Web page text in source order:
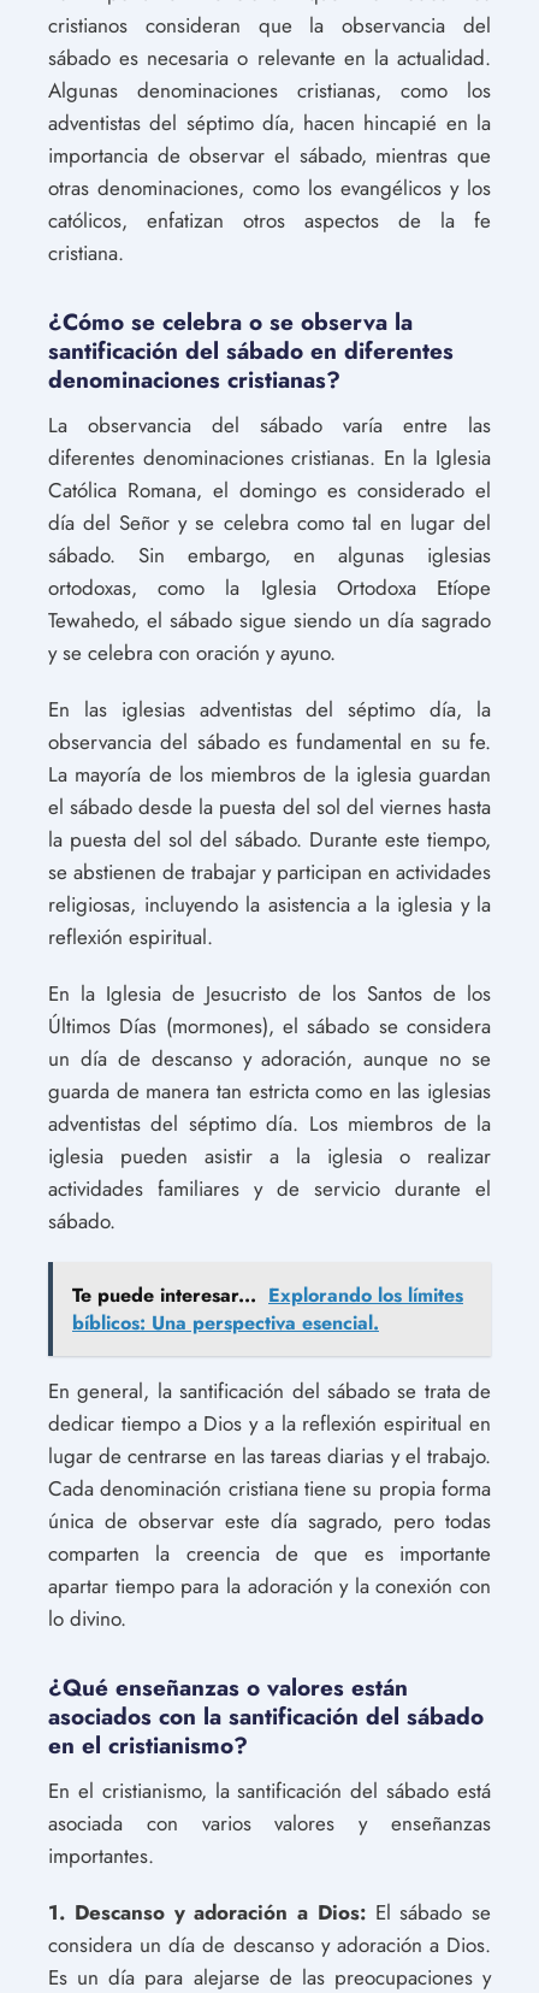
cristianos consideran que la observancia del
sábado es necesaria o relevante en la actualidad.
Algunas denominaciones cristianas, como los
adventistas del séptimo día, hacen hincapié en la
importancia de observar el sábado, mientras que
otras denominaciones, como los evangélicos y los
católicos, enfatizan otros aspectos de la fe
cristiana.
¿Cómo se celebra o se observa la
santificación del sábado en diferentes
denominaciones cristianas?
La observancia del sábado varía entre las
diferentes denominaciones cristianas. En la Iglesia
Católica Romana, el domingo es considerado el
día del Señor y se celebra como tal en lugar del
sábado. Sin embargo, en algunas iglesias
ortodoxas, como la Iglesia Ortodoxa Etíope
Tewahedo, el sábado sigue siendo un día sagrado
y se celebra con oración y ayuno.
En las iglesias adventistas del séptimo día, la
observancia del sábado es fundamental en su fe.
La mayoría de los miembros de la iglesia guardan
el sábado desde la puesta del sol del viernes hasta
la puesta del sol del sábado. Durante este tiempo,
se abstienen de trabajar y participan en actividades
religiosas, incluyendo la asistencia a la iglesia y la
reflexión espiritual.
En la Iglesia de Jesucristo de los Santos de los
Últimos Días (mormones), el sábado se considera
un día de descanso y adoración, aunque no se
guarda de manera tan estricta como en las iglesias
adventistas del séptimo día. Los miembros de la
iglesia pueden asistir a la iglesia o realizar
actividades familiares y de servicio durante el
sábado.
Te puede interesar... Explorando los límites
bíblicos: Una perspectiva esencial.
En general, la santificación del sábado se trata de
dedicar tiempo a Dios y a la reflexión espiritual en
lugar de centrarse en las tareas diarias y el trabajo.
Cada denominación cristiana tiene su propia forma
única de observar este día sagrado, pero todas
comparten la creencia de que es importante
apartar tiempo para la adoración y la conexión con
lo divino.
¿Qué enseñanzas o valores están
asociados con la santificación del sábado
en el cristianismo?
En el cristianismo, la santificación del sábado está
asociada con varios valores y enseñanzas
importantes.
1. Descanso y adoración a Dios:El sábado se
considera un día de descanso y adoración a Dios.
Es un día para alejarse de las preocupaciones y